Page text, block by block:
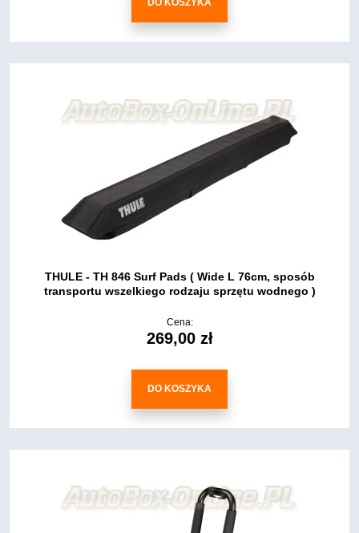
DO KOSZYKA
THULE - TH 846 Surf Pads ( Wide L 76cm, sposób
transportu wszelkiego rodzaju sprzętu wodnego )
Cena:
269,00 zł
DO KOSZYKA